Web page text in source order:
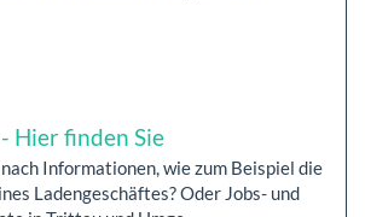
Hier finden Sie
Informationen, wie zum Beispiel die
Ladengeschäftes? Oder Jobs- und